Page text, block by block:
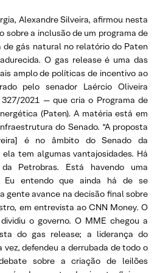
Alexandre Silveira, afirmou nesta
sobre a inclusão de um programa de
gás natural no relatório do Paten
O gas release é uma das
amplo de políticas de incentivo ao
pelo senador Laércio Oliveira
2021 — que cria o Programa de
(Paten). A matéria está em
do Senado. “A proposta
é no âmbito do Senado da
tem algumas vantajosidades. Há
Petrobras. Está havendo uma
Eu entendo que ainda há de se
gente avance na decisão final sobre
em entrevista ao CNN Money. O
o governo. O MME chegou a
do gas release; a liderança do
vez, defendeu a derrubada de todo o
sobre a criação de leilões